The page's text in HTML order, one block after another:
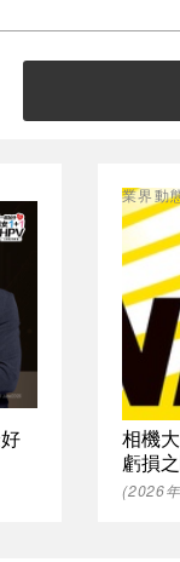
相機
虧損
業界動
(2026